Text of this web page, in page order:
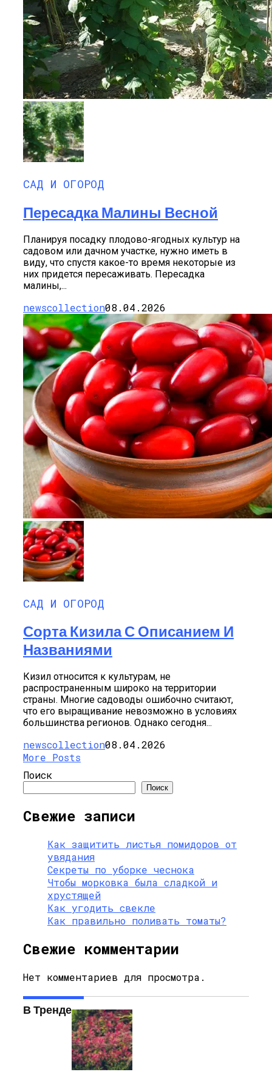
САД И ОГОРОД
Пересадка Малины Весной
Планируя посадку плодово-ягодных культур на
садовом или дачном участке, нужно иметь в
виду, что спустя какое-то время некоторые из
них придется пересаживать. Пересадка
малины,...
newscollection08.04.2026
САД И ОГОРОД
Сорта Кизила С Описанием И
Названиями
Кизил относится к культурам, не
распространенным широко на территории
страны. Многие садоводы ошибочно считают,
что его выращивание невозможно в условиях
большинства регионов. Однако сегодня...
newscollection08.04.2026
More Posts
Поиск
Поиск
Свежие записи
Как защитить листья помидоров от
увядания
Секреты по уборке чеснока
Чтобы морковка была сладкой и
хрустящей
Как угодить свекле
Как правильно поливать томаты?
Свежие комментарии
Нет комментариев для просмотра.
В Тренде